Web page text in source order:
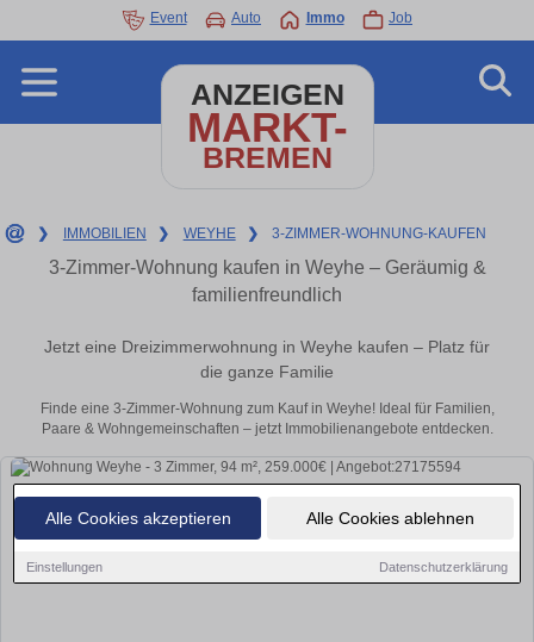
Alle Cookies akzeptieren Alle Cookies ablehnen
Einstellungen Datenschutzerklärung
Event Auto Immo Job
ANZEIGEN
MARKT-
BREMEN
❯ IMMOBILIEN ❯ WEYHE ❯ 3-ZIMMER-WOHNUNG-KAUFEN
3-Zimmer-Wohnung kaufen in Weyhe – Geräumig &
familienfreundlich
Jetzt eine Dreizimmerwohnung in Weyhe kaufen – Platz für
die ganze Familie
Finde eine 3-Zimmer-Wohnung zum Kauf in Weyhe! Ideal für Familien,
Paare & Wohngemeinschaften – jetzt Immobilienangebote entdecken.